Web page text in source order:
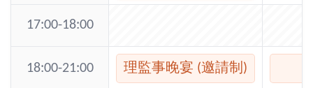
17:00-18:00
18:00-21:00 理監事晚宴 (邀請制)